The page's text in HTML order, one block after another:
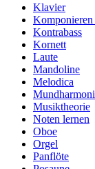
Klavier
Komponieren
Kontrabass
Kornett
Laute
Mandoline
Melodica
Musiktheorie
Noten lernen
Oboe
Orgel
Panflöte